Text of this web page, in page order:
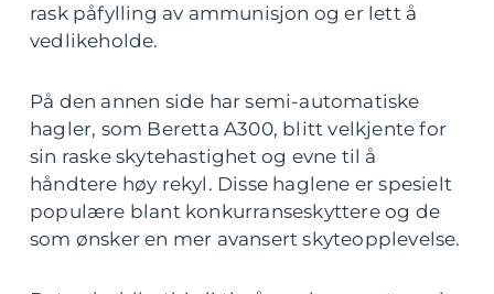
rask påfylling av ammunisjon og er lett å
vedlikeholde.
På den annen side har semi-automatiske
hagler, som Beretta A300, blitt velkjente for
sin raske skytehastighet og evne til å
håndtere høy rekyl. Disse haglene er spesielt
populære blant konkurranseskyttere og de
som ønsker en mer avansert skyteopplevelse.